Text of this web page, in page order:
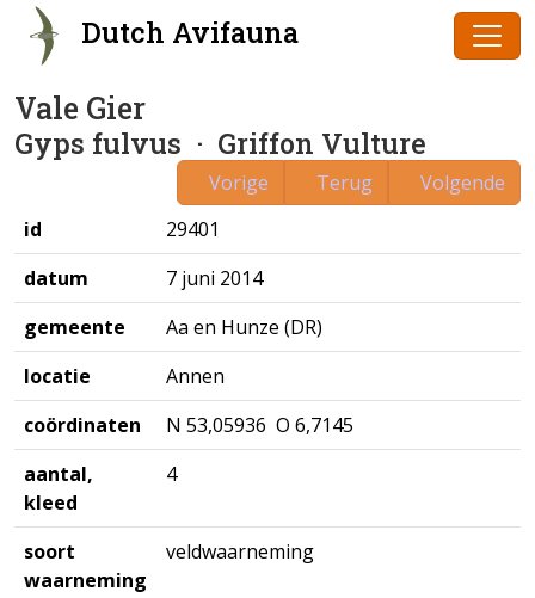
Dutch Avifauna
Vale Gier
Gyps fulvus · Griffon Vulture
Vorige Terug
Volgende
id
29401
datum
7 juni 2014
gemeente
Aa en Hunze (DR)
locatie
Annen
coördinaten
N 53,05936 O 6,7145
aantal,
kleed
4
soort
waarneming
veldwaarneming